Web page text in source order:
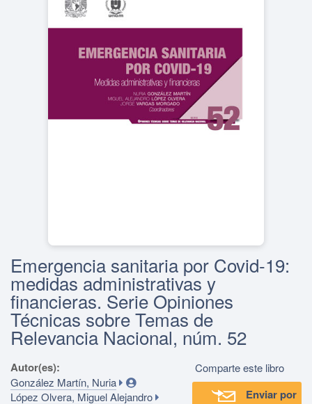
Emergencia sanitaria por Covid-19:
medidas administrativas y
financieras. Serie Opiniones
Técnicas sobre Temas de
Relevancia Nacional, núm. 52
Autor(es):
González Martín, Nuria
López Olvera, Miguel Alejandro
Comparte este libro
Enviar por